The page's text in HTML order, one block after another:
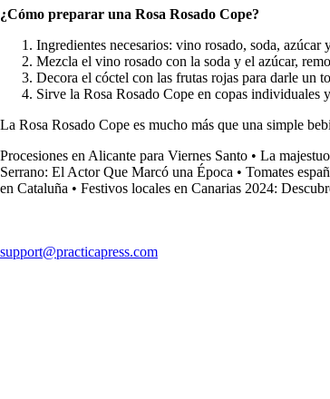
¿Cómo preparar una Rosa Rosado Cope?
Ingredientes necesarios: vino rosado, soda, azúcar
Mezcla el vino rosado con la soda y el azúcar,
Decora el cóctel con las frutas rojas para darle un
Sirve la Rosa Rosado Cope en copas individuales
La Rosa Rosado Cope es mucho más que una simple
Procesiones en Alicante para Viernes Santo • La
Serrano: El Actor Que Marcó una Época • Tomates
en Cataluña • Festivos locales en Canarias 2024:
support@practicapress.com